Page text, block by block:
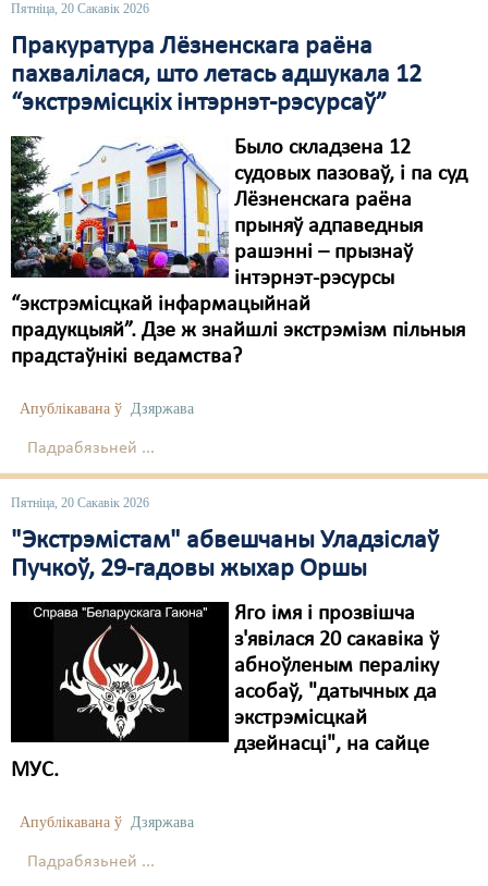
Пятніца, 20 Сакавік 2026
Пракуратура Лёзненскага раёна
пахвалілася, што летась адшукала 12
“экстрэмісцкіх інтэрнэт-рэсурсаў”
Было складзена 12
судовых пазоваў, і па суд
Лёзненскага раёна
прыняў адпаведныя
рашэнні – прызнаў
інтэрнэт-рэсурсы
“экстрэмісцкай інфармацыйнай
прадукцыяй”. Дзе ж знайшлі экстрэмізм пільныя
прадстаўнікі ведамства?
Апублікавана ў Дзяржава
Падрабязьней ...
Пятніца, 20 Сакавік 2026
"Экстрэмістам" абвешчаны Уладзіслаў
Пучкоў, 29-гадовы жыхар Оршы
Яго імя і прозвішча
з'явілася 20 сакавіка ў
абноўленым пераліку
асобаў, "датычных да
экстрэмісцкай
дзейнасці", на сайце
МУС.
Апублікавана ў Дзяржава
Падрабязьней ...
Сацыяльныя правы